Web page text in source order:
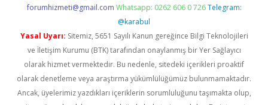
forumhizmeti@gmail.com Whatsapp: 0262 606 0 726 Telegram:
@karabul
Yasal Uyarı: Sitemiz, 5651 Sayılı Kanun gereğince Bilgi Teknolojileri
ve İletişim Kurumu (BTK) tarafından onaylanmış bir Yer Sağlayıcı
olarak hizmet vermektedir. Bu nedenle, sitedeki içerikleri proaktif
olarak denetleme veya araştırma yükümlülüğümüz bulunmamaktadır.
Ancak, üyelerimiz yazdıkları içeriklerin sorumluluğunu taşımakta olup,